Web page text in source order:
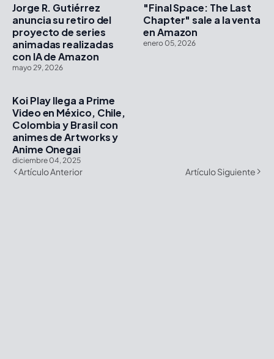
Jorge R. Gutiérrez
anuncia su retiro del
proyecto de series
animadas realizadas
con IA de Amazon
mayo 29, 2026
"Final Space: The Last
Chapter" sale a la venta
en Amazon
enero 05, 2026
Koi Play llega a Prime
Video en México, Chile,
Colombia y Brasil con
animes de Artworks y
Anime Onegai
diciembre 04, 2025
Artículo Anterior Artículo Siguiente